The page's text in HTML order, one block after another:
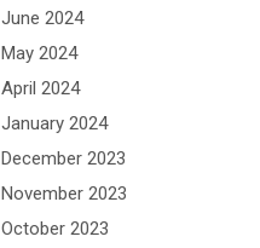
June 2024
May 2024
April 2024
January 2024
December 2023
November 2023
October 2023